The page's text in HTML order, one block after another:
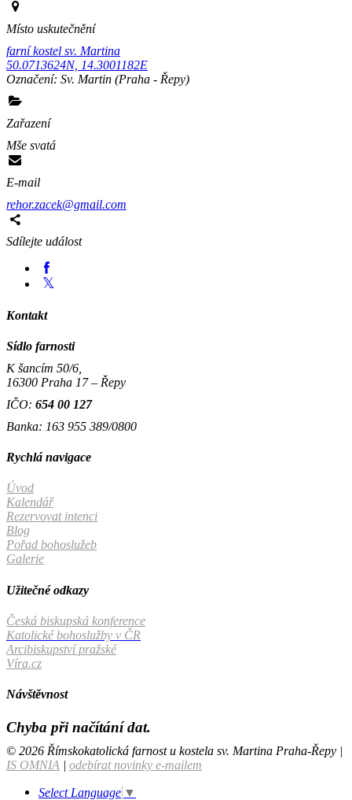
Místo uskutečnění
farní kostel sv. Martina
50.0713624N, 14.3001182E
Označení: Sv. Martin (Praha - Řepy)
Zařazení
Mše svatá
E-mail
rehor.zacek@gmail.com
Sdílejte událost
Kontakt
Sídlo farnosti
K šancím 50/6,
16300 Praha 17 – Řepy
IČO: 654 00 127
Banka: 163 955 389/0800
Rychlá navigace
Úvod
Kalendář
Rezervovat intenci
Blog
Pořad bohoslužeb
Galerie
Užitečné odkazy
Česká biskupská konference
Katolické bohoslužby v ČR
Arcibiskupství pražské
Víra.cz
Návštěvnost
Chyba při načítání dat.
© 2026 Římskokatolická farnost u kostela sv. Martina Praha-Řepy |
IS OMNIA | odebírat novinky e-mailem
Select Language ▼